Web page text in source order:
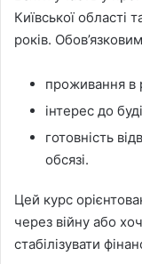
Київської області
років.
проживання в
інтерес до
готовність
обсязі.
Цей курс
через війну або
стабілізувати